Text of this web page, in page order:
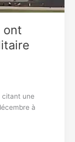
ont
citant une
à